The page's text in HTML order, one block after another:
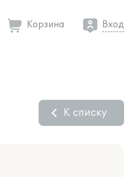
Корзина Вход
К списку